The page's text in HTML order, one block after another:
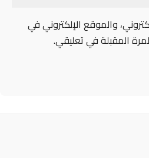
والموقع الإلكتروني في
المقبلة في تعليقي.